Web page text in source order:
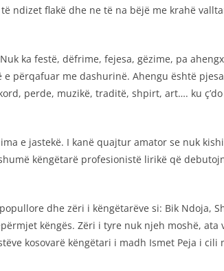
ndizet flakë dhe ne të na bëjë me krahë
ka festë, dëfrime, fejesa, gëzime, pa
përqafuar me dashurinë. Ahengu është
perde, muzikë, traditë, shpirt, art…. ku
e jastekë. I kanë quajtur amator se nuk
këngëtarë profesionistë lirikë që
dhe zëri i këngëtarëve si: Bik Ndoja,
këngës. Zëri i tyre nuk njeh moshë, ata
kosovarë këngëtari i madh Ismet Peja i cili